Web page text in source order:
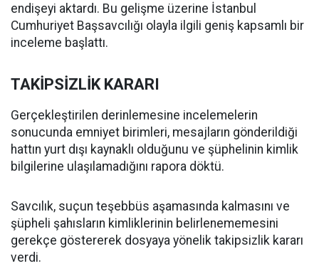
endişeyi aktardı. Bu gelişme üzerine İstanbul
Cumhuriyet Başsavcılığı olayla ilgili geniş kapsamlı bir
inceleme başlattı.
TAKİPSİZLİK KARARI
Gerçekleştirilen derinlemesine incelemelerin
sonucunda emniyet birimleri, mesajların gönderildiği
hattın yurt dışı kaynaklı olduğunu ve şüphelinin kimlik
bilgilerine ulaşılamadığını rapora döktü.
Savcılık, suçun teşebbüs aşamasında kalmasını ve
şüpheli şahısların kimliklerinin belirlenememesini
gerekçe göstererek dosyaya yönelik takipsizlik kararı
verdi.